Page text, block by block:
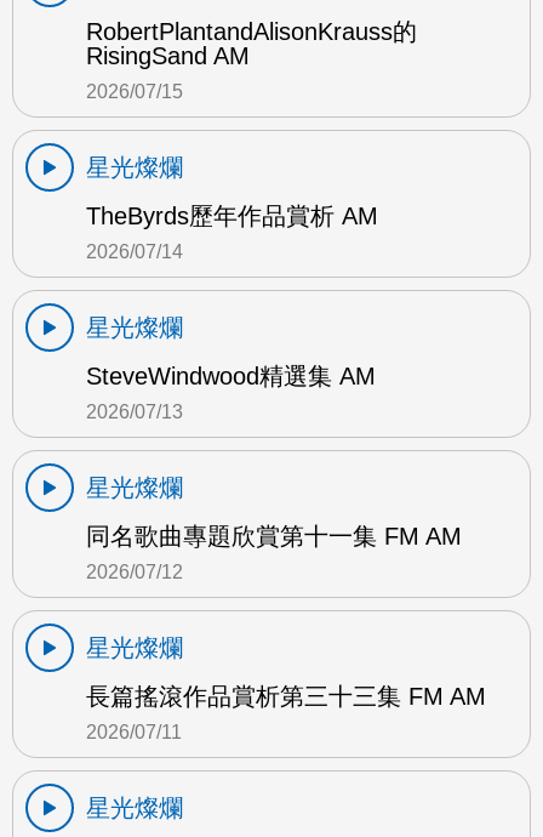
RobertPlantandAlisonKrauss的
RisingSand AM
2026/07/15
星光燦爛
TheByrds歷年作品賞析 AM
2026/07/14
星光燦爛
SteveWindwood精選集 AM
2026/07/13
星光燦爛
同名歌曲專題欣賞第十一集 FM AM
2026/07/12
星光燦爛
長篇搖滾作品賞析第三十三集 FM AM
2026/07/11
星光燦爛